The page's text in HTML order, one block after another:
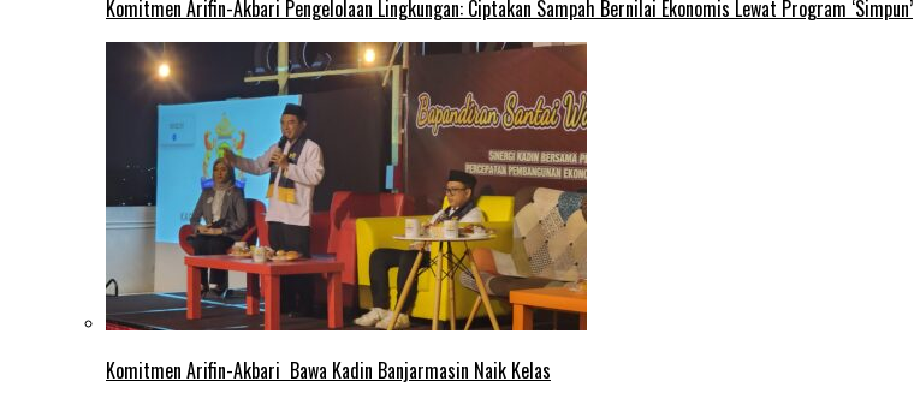
Komitmen Arifin-Akbari Pengelolaan Lingkungan: Ciptakan Sampah Bernilai Ekonomis Lewat Program ‘Simpun’
Komitmen Arifin-Akbari Bawa Kadin Banjarmasin Naik Kelas